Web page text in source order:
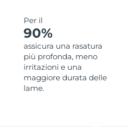
Per il
90%
assicura una rasatura
più profonda, meno
irritazioni e una
maggiore durata delle
lame.
Consegna stimata
Consegna stimata8/12/26
Consegna stimata8/20/26